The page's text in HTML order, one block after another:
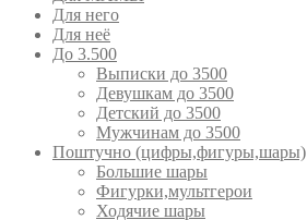
Для него
Для неё
До 3.500
Выписки до 3500
Девушкам до 3500
Детский до 3500
Мужчинам до 3500
Поштучно (цифры,фигуры,шары)
Большие шары
Фигурки,мультгерои
Ходячие шары